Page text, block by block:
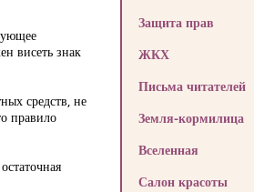
висеть знак
средств, не
правило
Защита прав
ЖКХ
Письма читателей
Земля-кормилица
Вселенная
Салон красоты